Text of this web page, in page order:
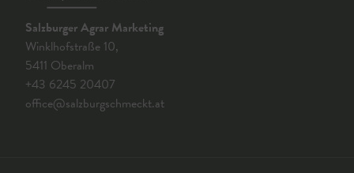
Salzburger Agrar Marketing
Winklhofstraße 10,
5411 Oberalm
+43 6245 20407
office@salzburgschmeckt.at